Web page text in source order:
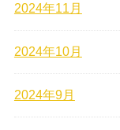
2024年11月
2024年10月
2024年9月